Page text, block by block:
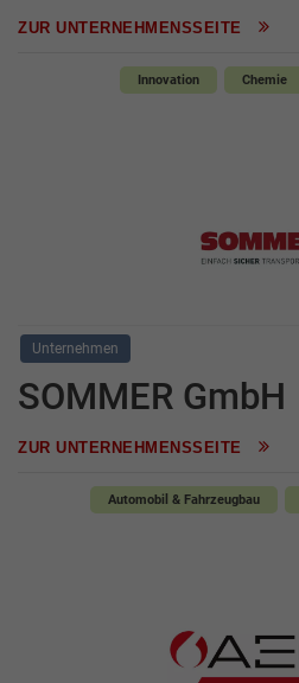
ZUR UNTERNEHMENSSEITE
Innovation Chemie
Unternehmen
SOMMER GmbH
ZUR UNTERNEHMENSSEITE
Automobil & Fahrzeugbau